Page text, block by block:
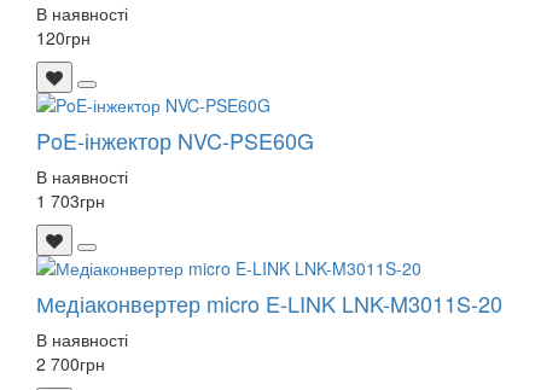
В наявності
120грн
PoE-інжектор NVC-PSE60G
В наявності
1 703грн
Медіаконвертер micro E-LINK LNK-M3011S-20
В наявності
2 700грн